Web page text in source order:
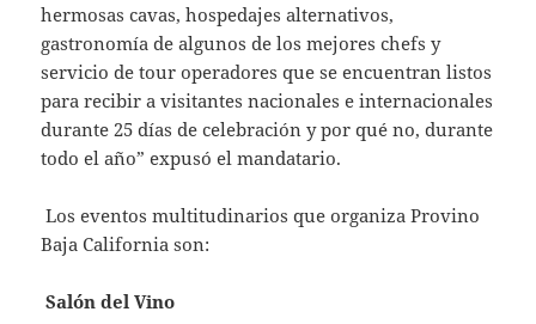
hermosas cavas, hospedajes alternativos,
gastronomía de algunos de los mejores chefs y
servicio de tour operadores que se encuentran listos
para recibir a visitantes nacionales e internacionales
durante 25 días de celebración y por qué no, durante
todo el año” expusó el mandatario.
Los eventos multitudinarios que organiza Provino
Baja California son:
Salón del Vino